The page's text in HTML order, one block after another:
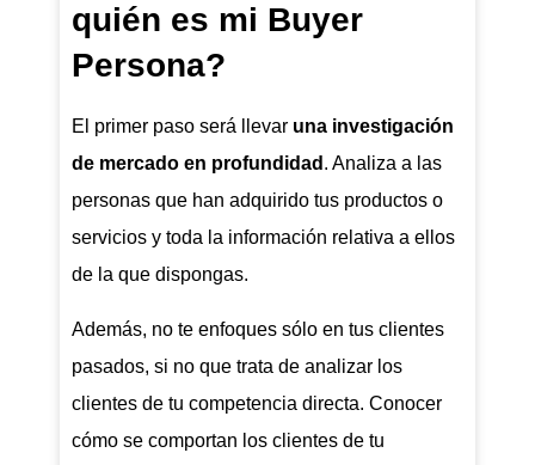
quién es mi Buyer
Persona?
El primer paso será llevar una investigación
de mercado en profundidad . Analiza a las
personas que han adquirido tus productos o
servicios y toda la información relativa a ellos
de la que dispongas.
Además, no te enfoques sólo en tus clientes
pasados, si no que trata de analizar los
clientes de tu competencia directa. Conocer
cómo se comportan los clientes de tu